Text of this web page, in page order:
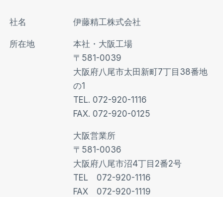
社名 伊藤精工株式会社
所在地
本社・大阪工場
〒581-0039
大阪府八尾市太田新町7丁目38番地
の1
TEL. 072-920-1116
FAX. 072-920-0125
大阪営業所
〒581-0036
大阪府八尾市沼4丁目2番2号
TEL 072-920-1116
FAX 072-920-1119